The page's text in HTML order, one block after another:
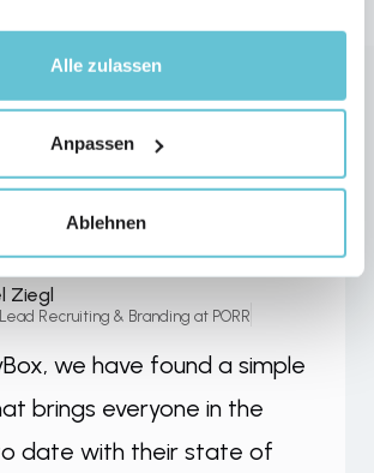
Alle zulassen
Anpassen
Ablehnen
our
say
Ziegl
Recruiting & Branding at PORR
we have found a simple
brings everyone in the
date with their state of